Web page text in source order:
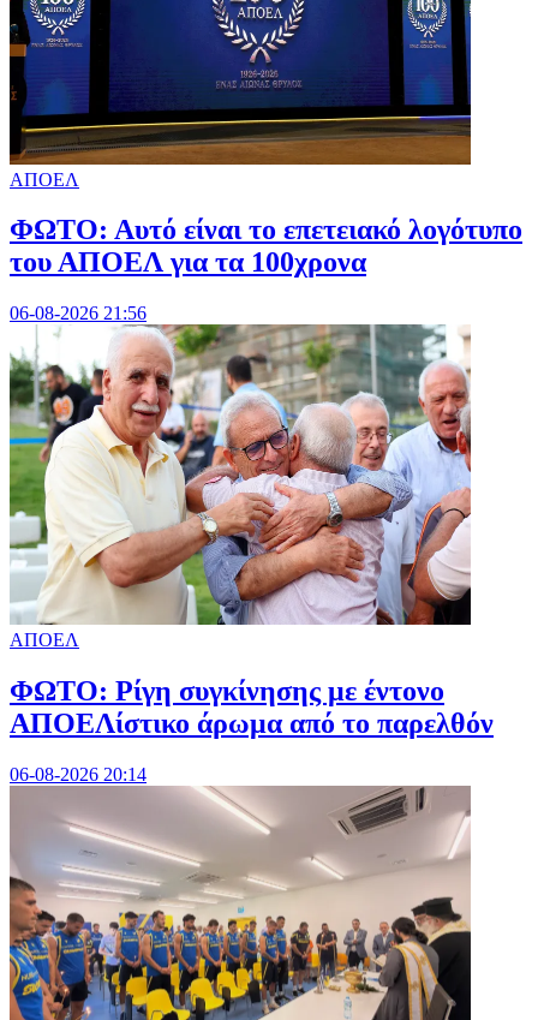
ΑΠΟΕΛ
ΦΩΤΟ: Αυτό είναι το επετειακό λογότυπο
του ΑΠΟΕΛ για τα 100χρονα
06-08-2026 21:56
ΑΠΟΕΛ
ΦΩΤΟ: Ρίγη συγκίνησης με έντονο
ΑΠΟΕΛίστικο άρωμα από το παρελθόν
06-08-2026 20:14